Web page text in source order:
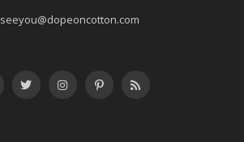
seeyou@dopeoncotton.com